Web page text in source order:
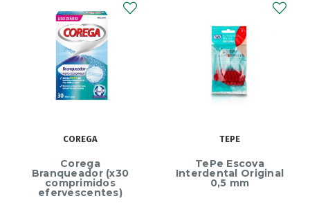
COREGA
Corega
Branqueador (x30
comprimidos
efervescentes)
TEPE
TePe Escova
Interdental Original
0,5 mm